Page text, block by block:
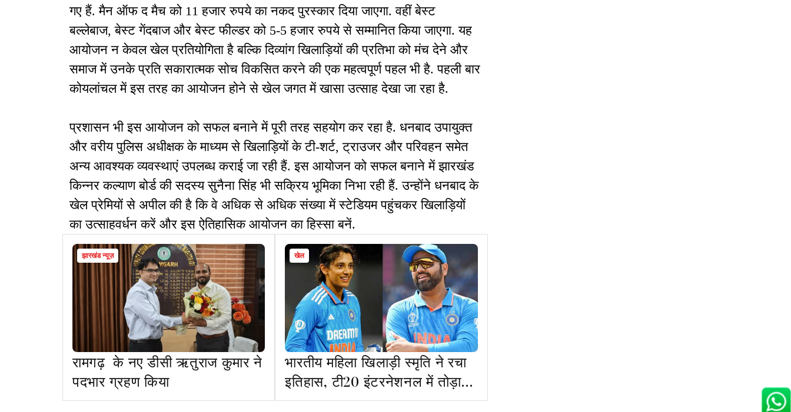
गए हैं. मैन ऑफ द मैच को 11 हजार रुपये का नकद पुरस्कार दिया जाएगा. वहीं बेस्ट
बल्लेबाज, बेस्ट गेंदबाज और बेस्ट फील्डर को 5-5 हजार रुपये से सम्मानित किया जाएगा. यह
आयोजन न केवल खेल प्रतियोगिता है बल्कि दिव्यांग खिलाड़ियों की प्रतिभा को मंच देने और
समाज में उनके प्रति सकारात्मक सोच विकसित करने की एक महत्वपूर्ण पहल भी है. पहली बार
कोयलांचल में इस तरह का आयोजन होने से खेल जगत में खासा उत्साह देखा जा रहा है.
प्रशासन भी इस आयोजन को सफल बनाने में पूरी तरह सहयोग कर रहा है. धनबाद उपायुक्त
और वरीय पुलिस अधीक्षक के माध्यम से खिलाड़ियों के टी-शर्ट, ट्राउजर और परिवहन समेत
अन्य आवश्यक व्यवस्थाएं उपलब्ध कराई जा रही हैं. इस आयोजन को सफल बनाने में झारखंड
किन्नर कल्याण बोर्ड की सदस्य सुनैना सिंह भी सक्रिय भूमिका निभा रही हैं. उन्होंने धनबाद के
खेल प्रेमियों से अपील की है कि वे अधिक से अधिक संख्या में स्टेडियम पहुंचकर खिलाड़ियों
का उत्साहवर्धन करें और इस ऐतिहासिक आयोजन का हिस्सा बनें.
झारखंड न्यूज़
रामगढ़ के नए डीसी ऋतुराज कुमार ने
पदभार ग्रहण किया
खेल
भारतीय महिला खिलाड़ी स्मृति ने रचा
इतिहास, टी20 इंटरनेशनल में तोड़ा
रोहित शर्मा का रिकॉर्ड